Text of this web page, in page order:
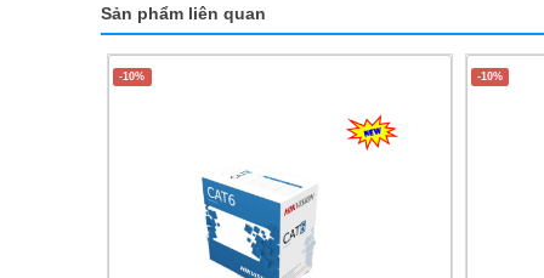
Sản phẩm liên quan
-10% -10%